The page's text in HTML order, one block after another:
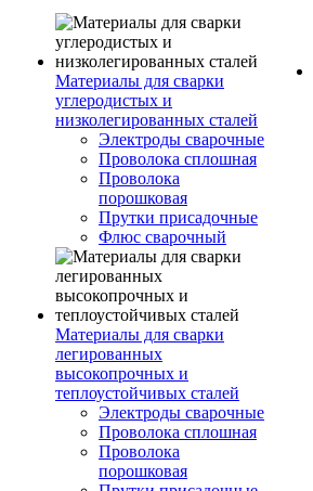
Материалы для сварки
углеродистых и
низколегированных сталей
Электроды сварочные
Проволока сплошная
Проволока
порошковая
Прутки присадочные
Флюс сварочный
Материалы для сварки
легированных
высокопрочных и
теплоустойчивых сталей
Электроды сварочные
Проволока сплошная
Проволока
порошковая